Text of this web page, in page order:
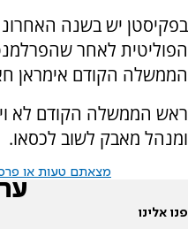
בפקיסטן יש בשנה
הפוליטית לאחר
הממשלה הקודם אימראן
ראש הממשלה הקודם לא
ומנהל מאבק לשוב לכסאו.
מצאתם טעות או
פנו אלינו